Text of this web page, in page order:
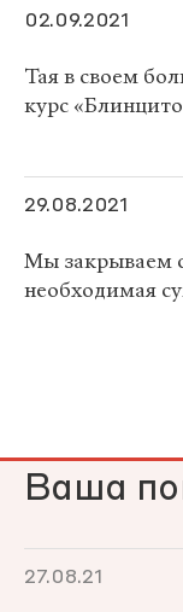
02.09.2021
Тая в своем
курс
29.08.2021
Мы закрываем
необходимая
Ваша
27.08.21